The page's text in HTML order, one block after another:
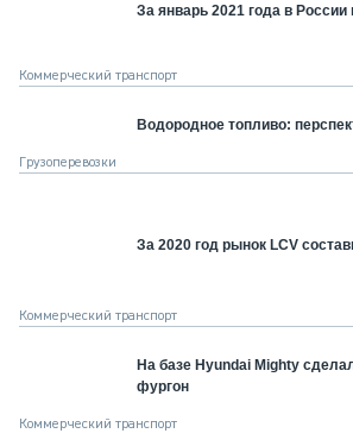
За январь 2021 года в
Коммерческий транспорт
Водородное топливо:
Грузоперевозки
За 2020 год рынок LCV
Коммерческий транспорт
На базе Hyundai Mighty
фургон
Коммерческий транспорт